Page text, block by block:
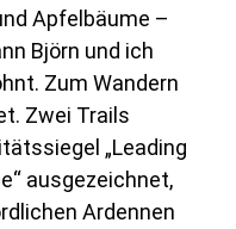
Apfelbäume –
Björn und ich
Zum Wandern
Zwei Trails
„Leading
ausgezeichnet,
Ardennen